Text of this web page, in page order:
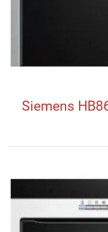
Siemens